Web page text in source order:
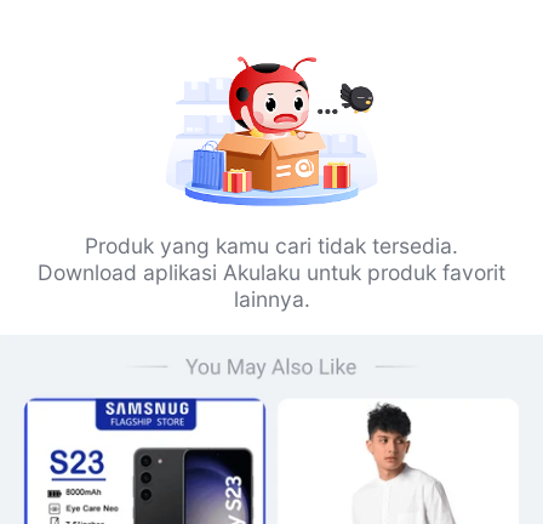
Produk yang kamu cari tidak tersedia.
Download aplikasi Akulaku untuk produk favorit
lainnya.